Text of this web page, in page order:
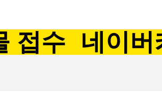
접수 네이버